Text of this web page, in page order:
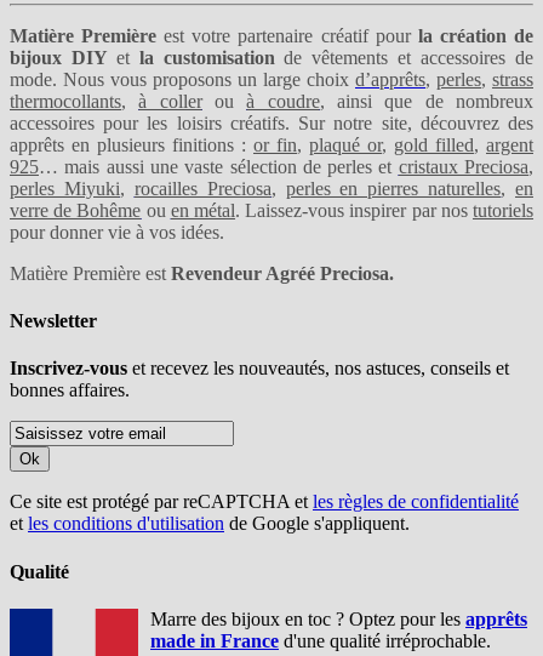
Matière Première est votre partenaire créatif pourla création de
bijoux DIY etla customisation de vêtements et accessoires de
mode. Nous vous proposons un large choix d’apprêts, perles, strass
thermocollants,à collerouà coudre, ainsi que de nombreux
accessoires pour les loisirs créatifs. Sur notre site, découvrez des
apprêts en plusieurs finitions : or fin, plaqué or, gold filled, argent
925… mais aussi une vaste sélection de perles et cristaux Preciosa,
perles Miyuki, rocailles Preciosa, perles en pierres naturelles, en
verre de Bohême ou en métal. Laissez-vous inspirer par nostutoriels
pour donner vie à vos idées.
Matière Première est Revendeur Agréé Preciosa.
Newsletter
Inscrivez-vous et recevez les nouveautés, nos astuces, conseils et
bonnes affaires.
Ok
Ce site est protégé par reCAPTCHA etles règles de confidentialité
etles conditions d'utilisation de Google s'appliquent.
Qualité
Marre des bijoux en toc ? Optez pour les apprêts
made in France d'une qualité irréprochable.